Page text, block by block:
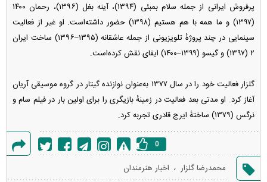
پرفروش ایرانی از جمله سلام بمبئی (۱۳۹۴)، آینه بغل (۱۳۹۶)، رحمان ۱۴۰۰
(۱۳۹۷) و ما همه با هم هستیم (۱۳۹۸) حضور داشته‌است. او غیر از فعالیت
سینمایی در چند پروژهٔ تلویزیونی از جمله عاشقانه (۱۳۹۵–۱۳۹۶) ساخت ایران
۲ (۱۳۹۷) و گیسو (۱۳۹۹–۱۴۰۰) ایفای نقش کرده‌است.
گلزار فعالیت خود را در سال ۱۳۷۷ به‌عنوان نوازنده گیتار در گروه موسیقی آریان
آغاز کرد. او مدتی بعد فعالیت در زمینهٔ بازیگری را برای اولین بار در فیلم سام و
نرگس (۱۳۷۹) ساختهٔ ایرج قادری تجربه کرد.
گزارش
خطا
0
محمدرضا گلزار ، اخبار هنرمندان